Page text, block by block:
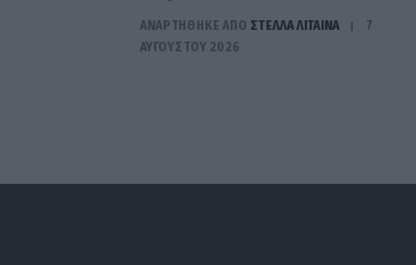
ΑΝΑΡΤΗΘΗΚΕ ΑΠΟ ΣΤΈΛΛΑ ΛΊΤΑΙΝΑ
7
ΑΥΓΟΎΣΤΟΥ 2026